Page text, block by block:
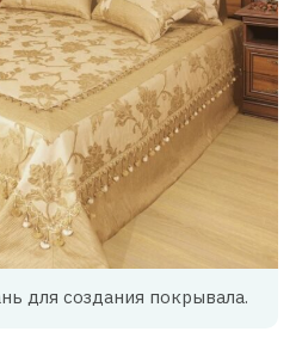
для создания покрывала.